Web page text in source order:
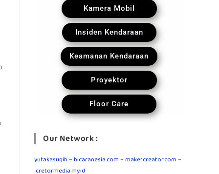
Kamera Mobil
Insiden Kendaraan
Keamanan Kendaraan
Proyektor
Floor Care
Our Network :
yutakasugih–bicaranesia.com–maketcreator.com–
cretormedia.my.id